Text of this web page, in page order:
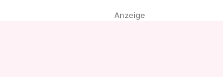
Anzeige